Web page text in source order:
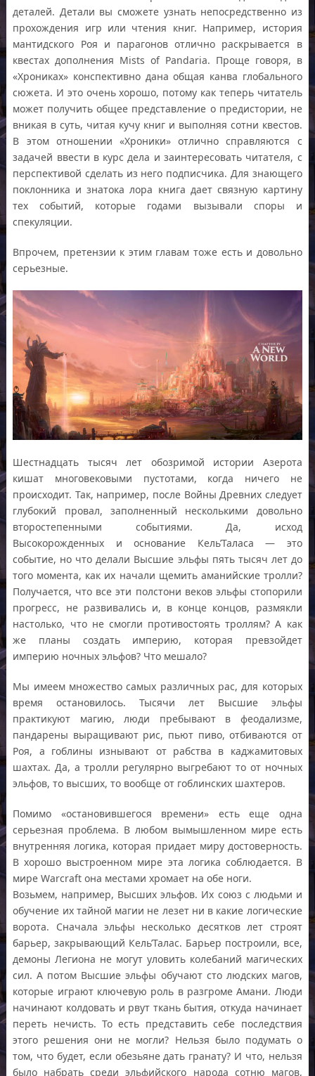
деталей. Детали вы сможете узнать непосредственно из
прохождения игр или чтения книг. Например, история
мантидского Роя и парагонов отлично раскрывается в
квестах дополнения Mists of Pandaria. Проще говоря, в
«Хрониках» конспективно дана общая канва глобального
сюжета. И это очень хорошо, потому как теперь читатель
может получить общее представление о предистории, не
вникая в суть, читая кучу книг и выполняя сотни квестов.
В этом отношении «Хроники» отлично справляются с
задачей ввести в курс дела и заинтересовать читателя, с
перспективой сделать из него подписчика. Для знающего
поклонника и знатока лора книга дает связную картину
тех событий, которые годами вызывали споры и
спекуляции.
Впрочем, претензии к этим главам тоже есть и довольно
серьезные.
Шестнадцать тысяч лет обозримой истории Азерота
кишат многовековыми пустотами, когда ничего не
происходит. Так, например, после Войны Древних следует
глубокий провал, заполненный несколькими довольно
второстепенными событиями. Да, исход
Высокорожденных и основание Кель’Таласа — это
событие, но что делали Высшие эльфы пять тысяч лет до
того момента, как их начали щемить аманийские тролли?
Получается, что все эти полстони веков эльфы стопорили
прогресс, не развивались и, в конце концов, размякли
настолько, что не смогли противостоять троллям? А как
же планы создать империю, которая превзойдет
империю ночных эльфов? Что мешало?
Мы имеем множество самых различных рас, для которых
время остановилось. Тысячи лет Высшие эльфы
практикуют магию, люди пребывают в феодализме,
пандарены выращивают рис, пьют пиво, отбиваются от
Роя, а гоблины изнывают от рабства в каджамитовых
шахтах. Да, а тролли регулярно выгребают то от ночных
эльфов, то высших, то вообще от гоблинских шахтеров.
Помимо «остановившегося времени» есть еще одна
серьезная проблема. В любом вымышленном мире есть
внутренняя логика, которая придает миру достоверность.
В хорошо выстроенном мире эта логика соблюдается. В
мире Warcraft она местами хромает на обе ноги.
Возьмем, например, Высших эльфов. Их союз с людьми и
обучение их тайной магии не лезет ни в какие логические
ворота. Сначала эльфы несколько десятков лет строят
барьер, закрывающий Кель’Талас. Барьер построили, все,
демоны Легиона не могут уловить колебаний магических
сил. А потом Высшие эльфы обучают сто людских магов,
которые играют ключевую роль в разгроме Амани. Люди
начинают колдовать и рвут ткань бытия, откуда начинает
переть нечисть. То есть представить себе последствия
этого решения они не могли? Нельзя было подумать о
том, что будет, если обезьяне дать гранату? И что, нельзя
было набрать среди эльфийского народа сотню магов,